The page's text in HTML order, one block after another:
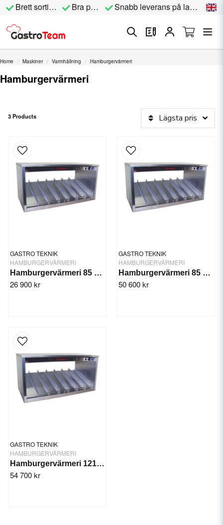
Brett sortiment Bra priser Snabb leverans på lagervara
Home Maskiner Varmhållning Hamburgervärmeri
Hamburgervärmeri
3 Products Lägsta pris
GASTRO TEKNIK
HAMBURGERVÄRMERI
Hamburgervärmeri 85 cm, enplans
26 900 kr
GASTRO TEKNIK
HAMBURGERVÄRMERI
Hamburgervärmeri 85 cm, tvåplans
50 600 kr
GASTRO TEKNIK
HAMBURGERVÄRMERI
Hamburgervärmeri 1215 mm, tvåplans
54 700 kr